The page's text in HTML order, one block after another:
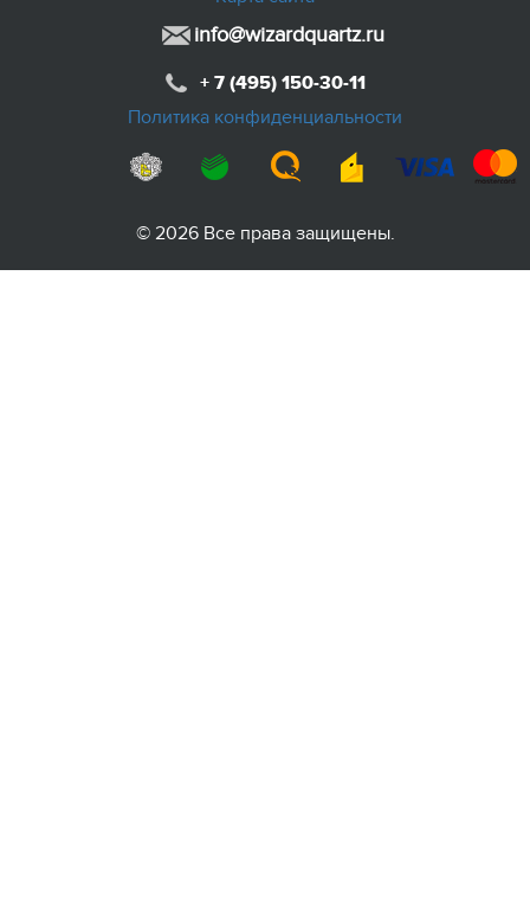
info@wizardquartz.ru
+ 7 (495) 150-30-11
Политика конфиденциальности
© 2026 Все права защищены.